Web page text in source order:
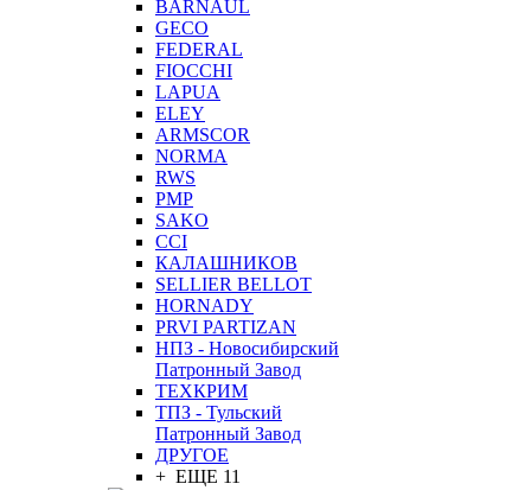
BARNAUL
GEСO
FEDERAL
FIOCCHI
LAPUA
ELEY
ARMSCOR
NORMA
RWS
PMP
SAKO
CCI
КАЛАШНИКОВ
SELLIER BELLOT
HORNADY
PRVI PARTIZAN
НПЗ - Новосибирский
Патронный Завод
ТЕХКРИМ
ТПЗ - Тульский
Патронный Завод
ДРУГОЕ
+ ЕЩЕ 11